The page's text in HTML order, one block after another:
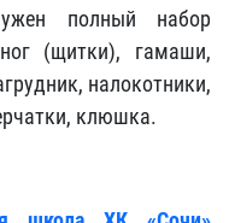
полный набор
(щитки), гамаши,
налокотники,
клюшка.